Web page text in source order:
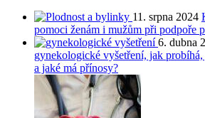
11. srpna 2024
pomoci ženám i mužům při podpoře
6. dubna
gynekologické vyšetření, jak
a jaké má přínosy?